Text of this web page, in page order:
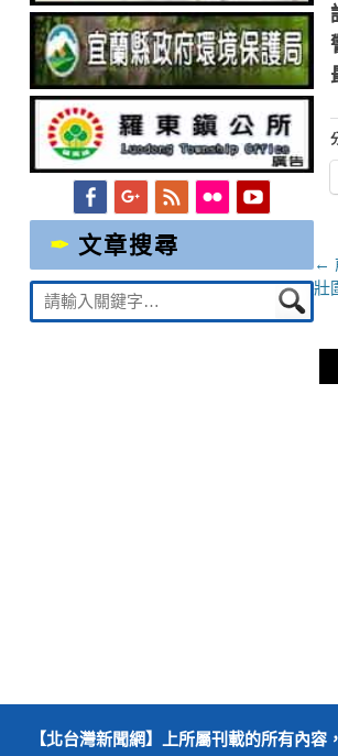
←
上
章
壯
FacebookGoogleplus
FeedFlickr
文章搜尋
Suche
nach:
【北台灣新聞網】上所屬刊載的所有內